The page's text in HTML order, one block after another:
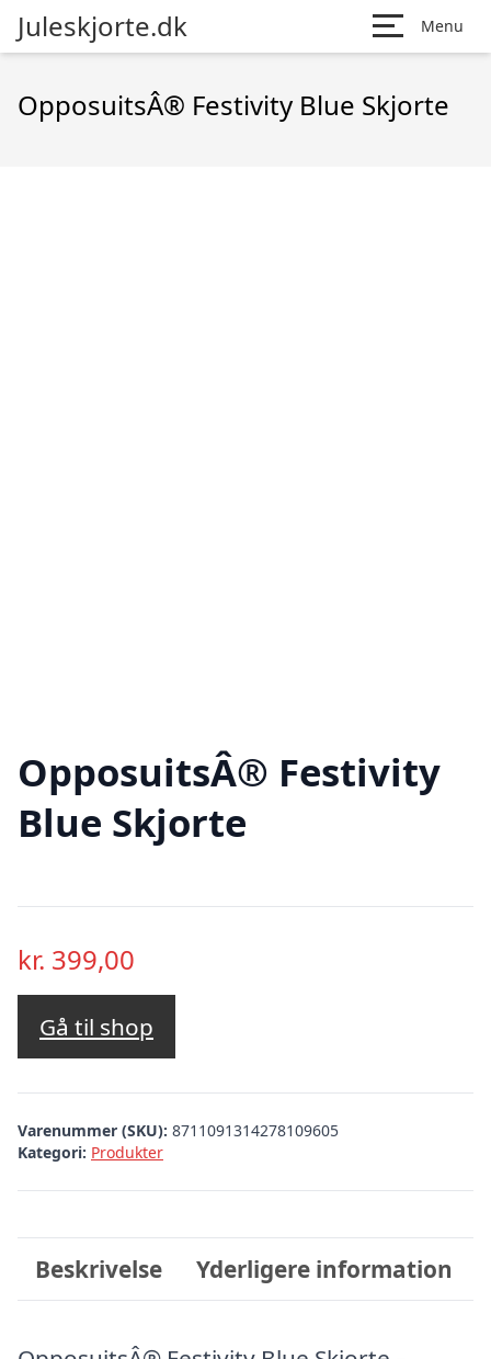
Juleskjorte.dk Menu
OpposuitsÂ® Festivity Blue Skjorte
OpposuitsÂ® Festivity
Blue Skjorte
kr. 399,00
Gå til shop
Varenummer (SKU): 8711091314278109605
Kategori: Produkter
Beskrivelse Yderligere information